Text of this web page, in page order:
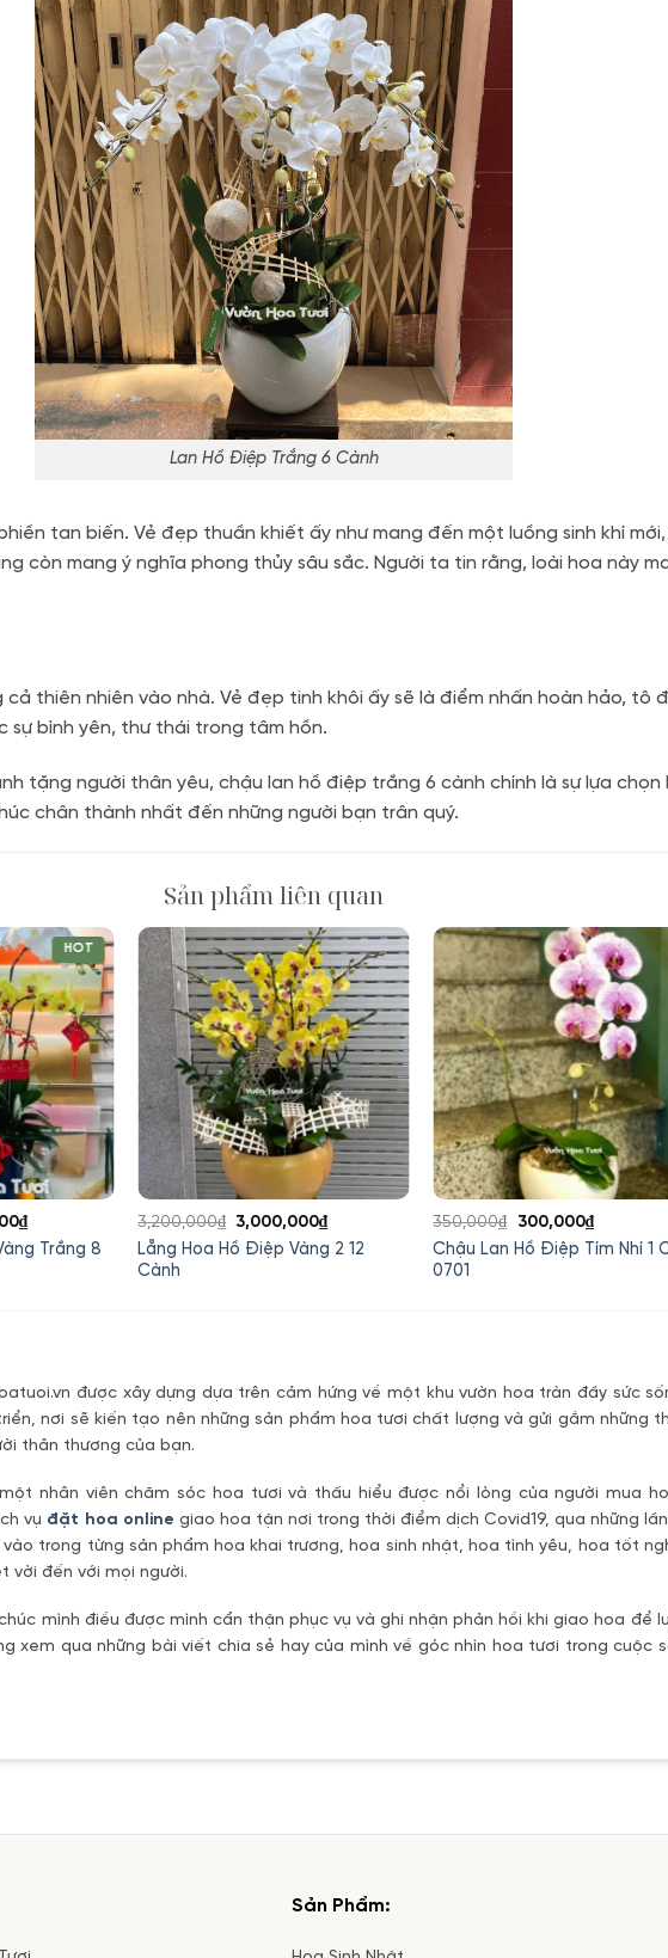
Lan Hồ Điệp Trắng 6 Cành
tan biến. Vẻ đẹp thuần khiết ấy như mang đến một luồng sinh khí
còn mang ý nghĩa phong thủy sâu sắc. Người ta tin rằng, loài hoa này
thiên nhiên vào nhà. Vẻ đẹp tinh khôi ấy sẽ là điểm nhấn hoàn hảo, tô
sự bình yên, thư thái trong tâm hồn.
tặng người thân yêu, chậu lan hồ điệp trắng 6 cành chính là sự lựa
chân thành nhất đến những người bạn trân quý.
Sản phẩm liên quan
HOT
Trắng 8
₫Giá
hiện
Lẵng Hoa Hồ Điệp Vàng 2 12
Cành
3,200,000₫ Giá
gốc
3,000,000₫Giá
hiện
Chậu Lan Hồ Điệp Tím Nhí 1
0701
350,000₫
Giá
gốc
300,000₫Giá
hiện
được xây dựng dựa trên cảm hứng về một khu vườn hoa tràn đầy sức
nơi sẽ kiến tạo nên những sản phẩm hoa tươi chất lượng và gửi gắm những
thân thương của bạn.
nhân viên chăm sóc hoa tươi và thấu hiểu được nổi lòng của người mua
vụ đặt hoa online giao hoa tận nơi trong thời điểm dịch Covid19, qua những
trong từng sản phẩm hoa khai trương, hoa sinh nhật, hoa tình yêu, hoa tốt
vời đến với mọi người.
mình điều được mình cẩn thận phục vụ và ghi nhận phản hồi khi giao hoa để
xem qua những bài viết chia sẻ hay của mình về góc nhìn hoa tươi trong cuộc
Sản Phẩm: